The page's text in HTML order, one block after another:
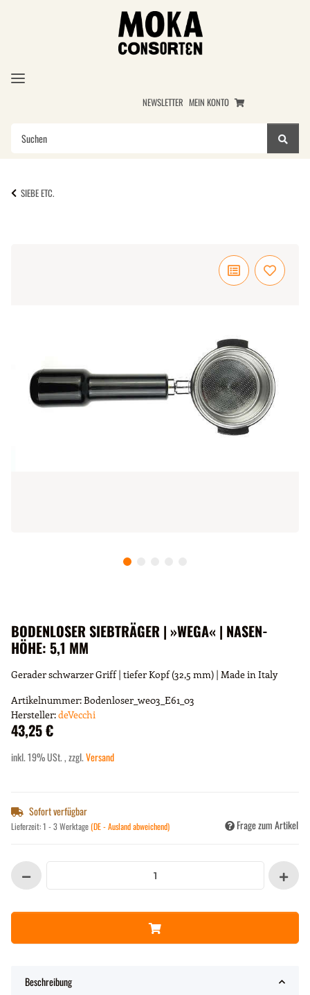
NEWSLETTER MEIN KONTO
SIEBE ETC.
BODENLOSER SIEBTRÄGER | »WEGA« | NASEN-
HÖHE: 5,1 MM
Gerader schwarzer Griff | tiefer Kopf (32,5 mm) | Made in Italy
Artikelnummer:Bodenloser_we03_E61_03
Hersteller:deVecchi
43,25 €
inkl. 19% USt. , zzgl.Versand
Sofort verfügbar
Lieferzeit:1 - 3 Werktage(DE - Ausland abweichend) Frage zum Artikel
Beschreibung